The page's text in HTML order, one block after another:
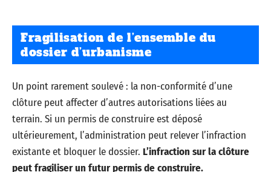
Fragilisation de l’ensemble du
dossier d’urbanisme
Un point rarement soulevé : la non-conformité d’une
clôture peut affecter d’autres autorisations liées au
terrain. Si un permis de construire est déposé
ultérieurement, l’administration peut relever l’infraction
existante et bloquer le dossier. L’infraction sur la clôture
peut fragiliser un futur permis de construire.